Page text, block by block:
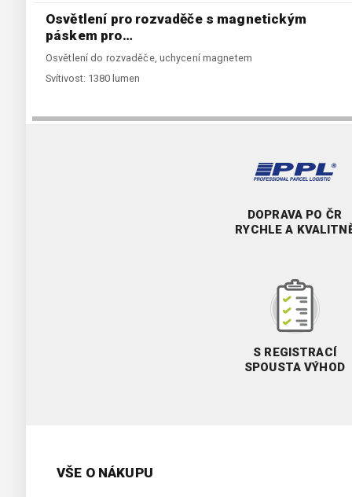
Osvětlení pro rozvaděče s magnetickým
páskem pro…
Osvětlení do rozvaděče, uchycení magnetem
Svítivost: 1380 lumen
DOPRAVA PO ČR
RYCHLE A
S REGISTRACÍ
SPOUSTA VÝHOD
VŠE O NÁKUPU